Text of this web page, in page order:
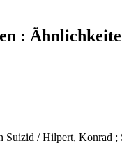
:
Suizid / Hilpert, Konrad